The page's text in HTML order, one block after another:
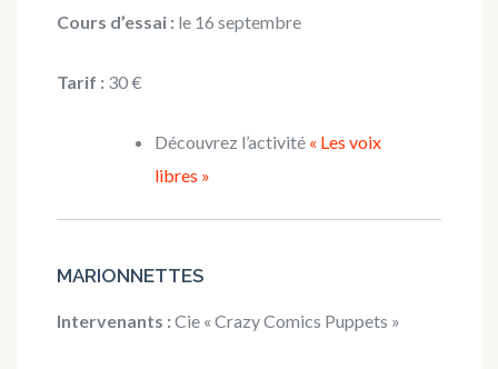
Cours d’essai : le 16 septembre
Tarif : 30 €
Découvrez l’activité « Les voix
libres »
MARIONNETTES
Intervenants :Cie « Crazy Comics Puppets »